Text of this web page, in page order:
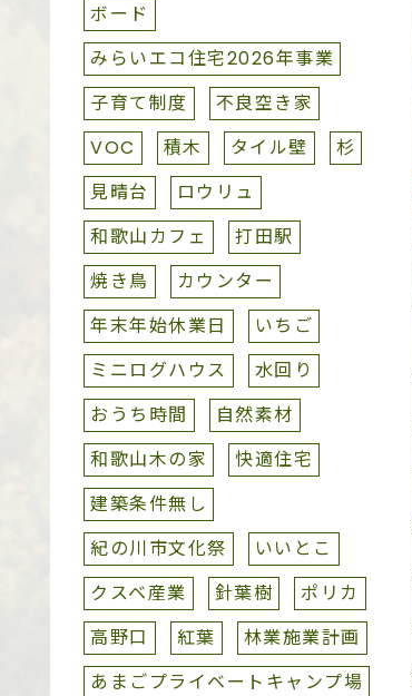
ボード
みらいエコ住宅2026年事業
子育て制度
不良空き家
VOC
積木 タイル壁
杉
見晴台
ロウリュ
和歌山カフェ
打田駅
焼き鳥
カウンター
年末年始休業日
いちご
ミニログハウス
水回り
おうち時間
自然素材
和歌山木の家
快適住宅
建築条件無し
紀の川市文化祭
いいとこ
クスベ産業
針葉樹
ポリカ
高野口
紅葉
林業施業計画
あまごプライベートキャンプ場